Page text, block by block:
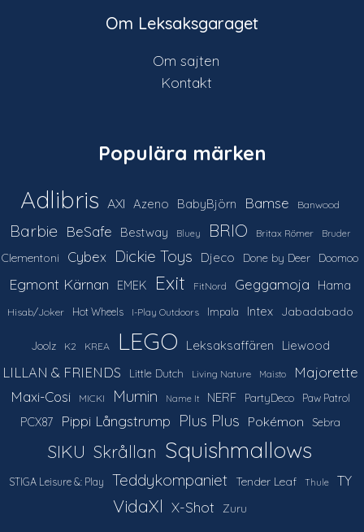
Om Leksaksgaraget
Om sajten
Kontakt
Populära märken
Adlibris AXI Azeno BabyBjörn Bamse Banwood
Barbie BeSafe Bestway Bluey BRIO Britax Römer Bruder
Clementoni Cybex Dickie Toys Djeco Done by Deer Doomoo
Egmont Kärnan EMEK Exit FitNord Geggamoja Hama
Hisab/Joker Hot Wheels I-Play Outdoors Impala Intex Jabadabado
Joolz K2 KREA LEGO Leksaksaffären Liewood
LILLAN & FRIENDS Little Dutch Living Nature Maisto
Majorette
Maxi-Cosi
MICKI Mumin Name It NERF PartyDeco Paw Patrol
PCX87 Pippi Långstrump Plus Plus Pokémon Sebra
SIKU Skrållan Squishmallows
STIGA Leisure &: Play Teddykompaniet Tender Leaf Thule TY
VidaXl X-Shot Zuru